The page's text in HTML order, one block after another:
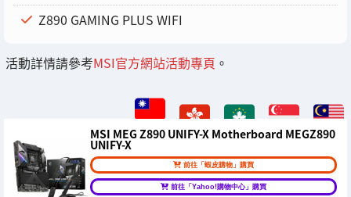
Z890 GAMING PLUS WIFI
活動詳情請參考MSI官方網站活動專頁 。
MSI MEG Z890 UNIFY-X Motherboard MEGZ890
UNIFY-X
前往「蝦皮購物」購買
前往「Yahoo!購物中心」購買